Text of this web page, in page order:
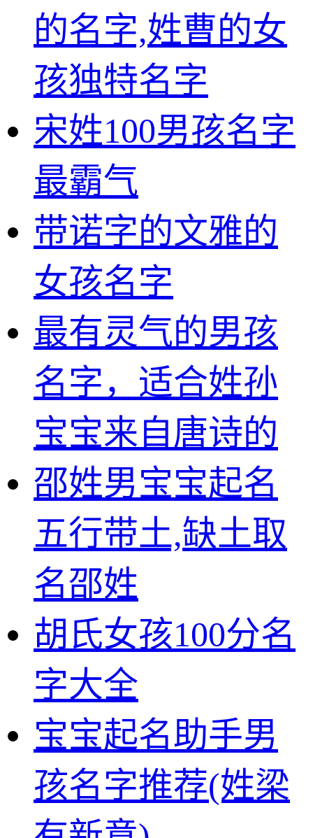
的名字,姓曹的女
孩独特名字
宋姓100男孩名字
最霸气
带诺字的文雅的
女孩名字
最有灵气的男孩
名字，适合姓孙
宝宝来自唐诗的
邵姓男宝宝起名
五行带土,缺土取
名邵姓
胡氏女孩100分名
字大全
宝宝起名助手男
孩名字推荐(姓梁